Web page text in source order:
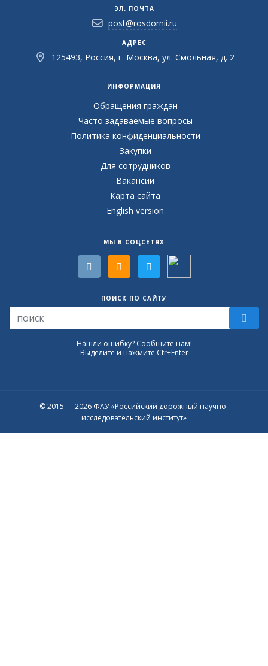
ЭЛ. ПОЧТА
post@rosdornii.ru
АДРЕС
125493, Россия, г. Москва, ул. Смольная, д. 2
ИНФОРМАЦИЯ
Обращения граждан
Часто задаваемые вопросы
Политика конфиденциальности
Закупки
Для сотрудников
Вакансии
Карта сайта
English version
МЫ В СОЦСЕТЯХ
ПОИСК ПО САЙТУ
Нашли ошибку? Сообщите нам!
Выделите и нажмите Ctr+Enter
© 2015 — 2026 ФАУ «Российский дорожный научно-
исследовательский институт»